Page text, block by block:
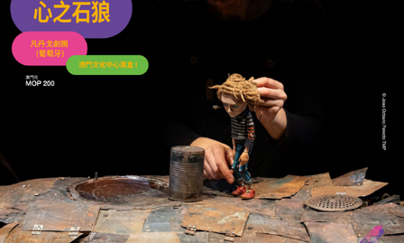
深港共建大灣區植物園